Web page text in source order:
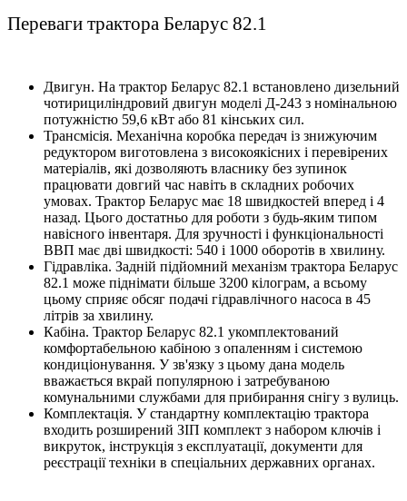
Переваги трактора Беларус 82.1
Двигун. На трактор Беларус 82.1 встановлено дизельний
чотирициліндровий двигун моделі Д-243 з номінальною
потужністю 59,6 кВт або 81 кінських сил.
Трансмісія. Механічна коробка передач із знижуючим
редуктором виготовлена ​​з високоякісних і перевірених
матеріалів, які дозволяють власнику без зупинок
працювати довгий час навіть в складних робочих
умовах. Трактор Беларус має 18 швидкостей вперед і 4
назад. Цього достатньо для роботи з будь-яким типом
навісного інвентаря. Для зручності і функціональності
ВВП має дві швидкості: 540 і 1000 оборотів в хвилину.
Гідравліка. Задній підйомний механізм трактора Беларус
82.1 може піднімати більше 3200 кілограм, а всьому
цьому сприяє обсяг подачі гідравлічного насоса в 45
літрів за хвилину.
Кабіна. Трактор Беларус 82.1 укомплектований
комфортабельною кабіною з опаленням і системою
кондиціонування. У зв'язку з цьому дана модель
вважається вкрай популярною і затребуваною
комунальними службами для прибирання снігу з вулиць.
Комплектація. У стандартну комплектацію трактора
входить розширений ЗІП комплект з набором ключів і
викруток, інструкція з експлуатації, документи для
реєстрації техніки в спеціальних державних органах.